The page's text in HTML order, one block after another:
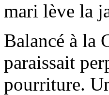
mari lève la
Balancé à la
paraissait
pourriture.